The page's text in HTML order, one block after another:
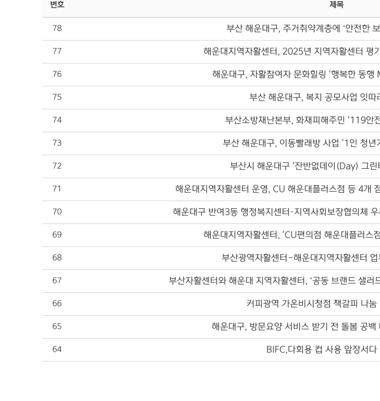
번호 제목
78 부산 해운대구, 주거취약계층에 ‘안전한
77 해운대지역자활센터, 2025년 지역자활센터 평
76 해운대구, 자활참여자 문화힐링 '행복한 동행
75 부산 해운대구, 복지 공모사업 잇따
74 부산소방재난본부, 화재피해주민 '119안
73 부산 해운대구, 이동빨래방 사업 '1인 청년
72 부산시 해운대구 '잔반없데이(Day) 그린
71 해운대지역자활센터 운영, CU 해운대플러스점 등 4개
70 해운대구 반여3동 행정복지센터·지역사회보장협의체
69 해운대지역자활센터, 'CU편의점 해운대플러스
68 부산광역자활센터-해운대지역자활센터 업
67 부산자활센터와 해운대 지역자활센터, ‘공동 브랜드 샐러
66 커피광역 가온비시청점 책갈피 나눔
65 해운대구, 방문요양 서비스 받기 전 돌봄 공백
64 BIFC,다회용 컵 사용 앞장서다